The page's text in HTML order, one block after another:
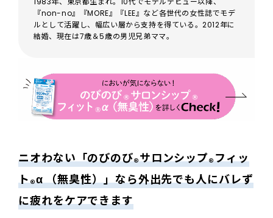
『non-no』『MORE』『LEE』など各世代の女性誌でモデ
ルとして活躍し、幅広い層から支持を得ている。2012年に
結婚、現在は7歳＆5歳の男児兄弟ママ。
ニオわない「のびのび®サロンシップ®フィッ
ト®α （無臭性）」なら外出先でも人にバレず
に疲れをケアできます